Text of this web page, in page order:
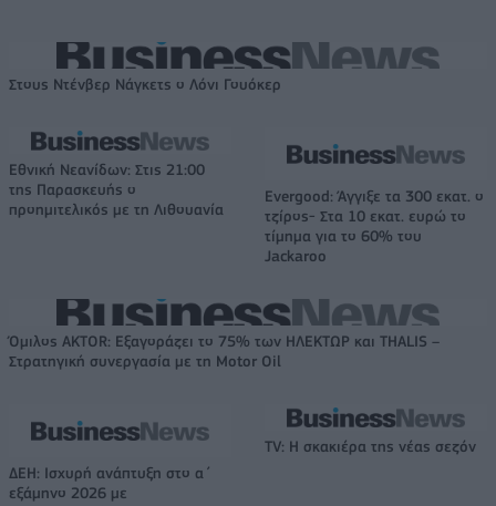
Στους Ντένβερ Νάγκετς ο Λόνι Γουόκερ
Εθνική Νεανίδων: Στις 21:00
της Παρασκευής ο
προημιτελικός με τη Λιθουανία
Evergood: Άγγιξε τα 300 εκατ. ο
τζίρος- Στα 10 εκατ. ευρώ το
τίμημα για το 60% του
Jackaroo
Όμιλος AKTOR: Εξαγοράζει το 75% των ΗΛΕΚΤΩΡ και THALIS –
Στρατηγική συνεργασία με τη Motor Oil
ΔΕΗ: Ισχυρή ανάπτυξη στο α΄
εξάμηνο 2026 με
TV: Η σκακιέρα της νέας σεζόν